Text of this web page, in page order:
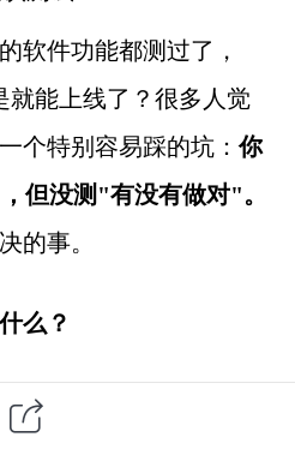
软件功能都测过了，
就能上线了？很多人觉
个特别容易踩的坑：你
但没测"有没有做对"。
的事。
么？
，长得特别像，但意思